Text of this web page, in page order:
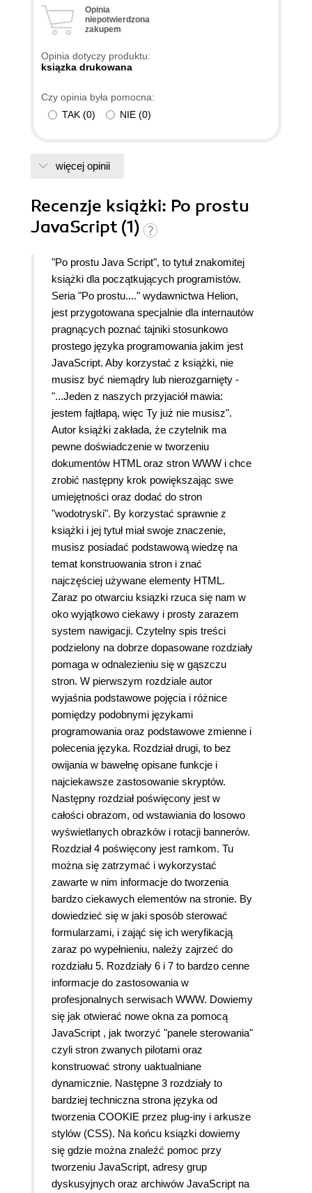
chodzi. Jest to książka którą polecam wszystkim
zarówno poczatkującym jak i zaawansowanym
strony www stały się bardziej ciekawe i
Opinia
niepotwierdzona
zakupem
Opinia dotyczy produktu:
ksiązka drukowana
Czy opinia była pomocna:
TAK (0) NIE (0)
więcej opinii
Recenzje książki: Po prostu
JavaScript (1)
"Po prostu Java Script", to tytuł znakomitej
książki dla początkujących programistów.
Seria "Po prostu...." wydawnictwa Helion,
jest przygotowana specjalnie dla internautów
pragnących poznać tajniki stosunkowo
prostego języka programowania jakim jest
JavaScript. Aby korzystać z książki, nie
musisz być niemądry lub nierozgarnięty -
"...Jeden z naszych przyjaciół mawia:
jestem fajtłapą, więc Ty już nie musisz".
Autor książki zakłada, że czytelnik ma
pewne doświadczenie w tworzeniu
dokumentów HTML oraz stron WWW i chce
zrobić następny krok powiększając swe
umiejętności oraz dodać do stron
"wodotryski". By korzystać sprawnie z
książki i jej tytuł miał swoje znaczenie,
musisz posiadać podstawową wiedzę na
temat konstruowania stron i znać
najczęściej używane elementy HTML.
Zaraz po otwarciu ksiązki rzuca się nam w
oko wyjątkowo ciekawy i prosty zarazem
system nawigacji. Czytelny spis treści
podzielony na dobrze dopasowane rozdziały
pomaga w odnalezieniu się w gąszczu
stron. W pierwszym rozdziale autor
wyjaśnia podstawowe pojęcia i różnice
pomiędzy podobnymi językami
programowania oraz podstawowe zmienne i
polecenia języka. Rozdział drugi, to bez
owijania w bawełnę opisane funkcje i
najciekawsze zastosowanie skryptów.
Następny rozdział poświęcony jest w
całości obrazom, od wstawiania do losowo
wyświetlanych obrazków i rotacji bannerów.
Rozdział 4 poświęcony jest ramkom. Tu
można się zatrzymać i wykorzystać
zawarte w nim informacje do tworzenia
bardzo ciekawych elementów na stronie. By
dowiedzieć się w jaki sposób sterować
formularzami, i zająć się ich weryfikacją
zaraz po wypełnieniu, należy zajrzeć do
rozdziału 5. Rozdziały 6 i 7 to bardzo cenne
informacje do zastosowania w
profesjonalnych serwisach WWW. Dowiemy
się jak otwierać nowe okna za pomocą
JavaScript , jak tworzyć "panele sterowania"
czyli stron zwanych pilotami oraz
konstruować strony uaktualniane
dynamicznie. Następne 3 rozdziały to
bardziej techniczna strona języka od
tworzenia COOKIE przez plug-iny i arkusze
stylów (CSS). Na końcu ksiązki dowiemy
się gdzie można znaleźć pomoc przy
tworzeniu JavaScript, adresy grup
dyskusyjnych oraz archiwów JavaScript na